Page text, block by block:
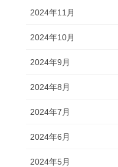
2024年11月
2024年10月
2024年9月
2024年8月
2024年7月
2024年6月
2024年5月